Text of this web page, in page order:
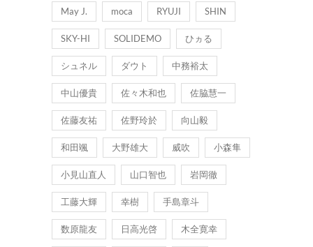
May J. moca RYUJI SHIN
SKY-HI SOLIDEMO ひヵる
シュネル ダウト 中務裕太
中山優貴 佐々木和也 佐脇慧一
佐藤友祐 佐野玲於 向山毅
和田颯 大野雄大 威吹 小森隼
小見山直人 山口智也 岩岡徹
工藤大輝 幸樹 手島章斗
数原龍友 日高光啓 木全寛幸